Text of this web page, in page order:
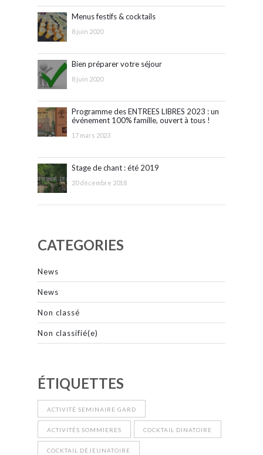
Menus festifs & cocktails
8 juin 2020
Bien préparer votre séjour
8 juin 2020
Programme des ENTREES LIBRES 2023 : un
événement 100% famille, ouvert à tous !
17 mars 2023
Stage de chant : été 2019
20 décembre 2018
CATEGORIES
News
News
Non classé
Non classifié(e)
ÉTIQUETTES
ACTIVITÉ SEMINAIRE GARD
ACTIVITÉS SOMMIERES COCKTAIL DINATOIRE
COCKTAIL DÉJEUNATOIRE